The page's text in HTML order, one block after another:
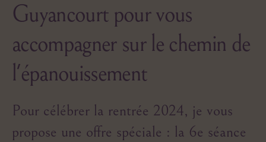
Guyancourt pour vous
accompagner sur le chemin de
l'épanouissement
Pour célébrer la rentrée 2024, je vous
propose une offre spéciale : la 6e séance